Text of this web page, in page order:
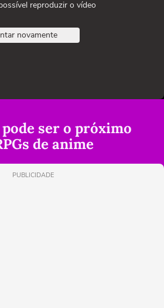
reproduzir o vídeo
novamente
ser o próximo
de anime
PUBLICIDADE